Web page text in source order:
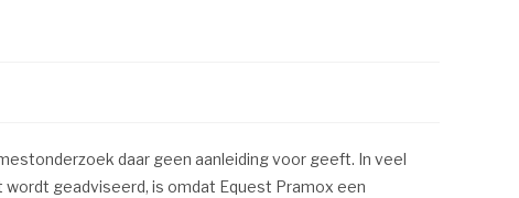
daar geen aanleiding voor geeft. In veel
geadviseerd, is omdat Equest Pramox een